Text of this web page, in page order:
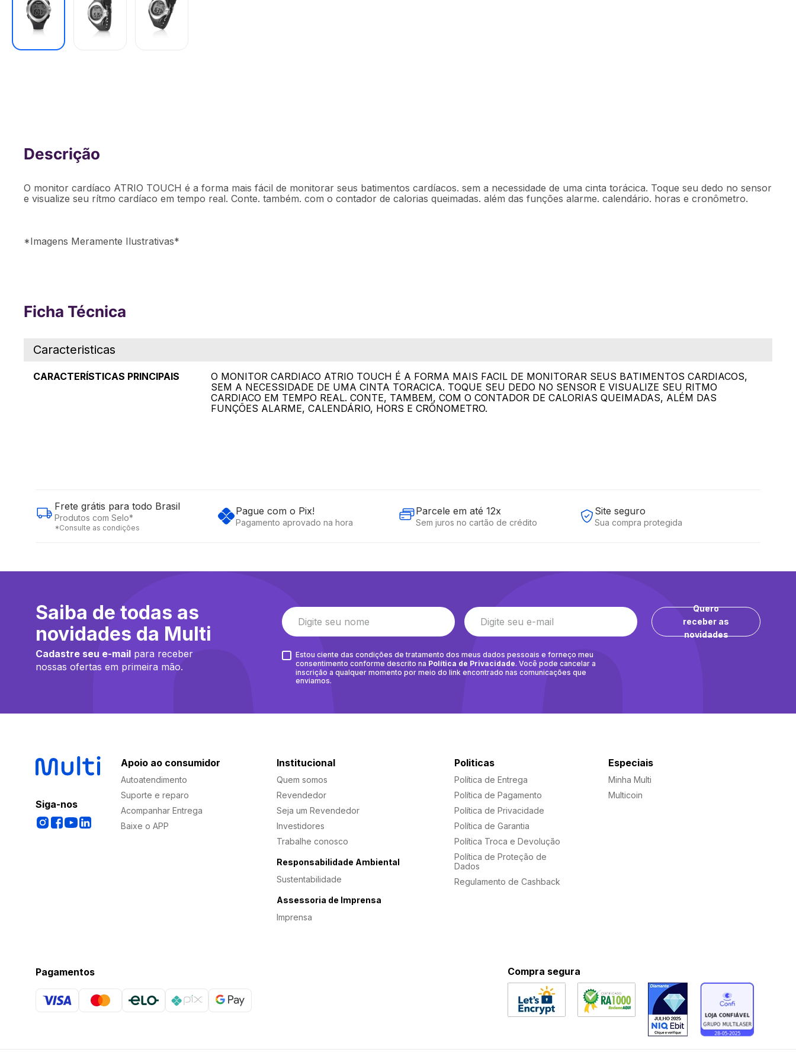
Calendário e Crônometro Atrio - ES094
Descrição Ficha técnica
O monitor cardíaco ATRIO TOUCH é a forma mais fácil de monitorar seus batimentos cardíacos. sem a necessidade de uma cinta torácica. Toque seu dedo no sensor
e visualize seu rítmo cardíaco em tempo real. Conte. também. com o contador de calorias queimadas. além das funções alarme. calendário. horas e cronômetro.
*Imagens Meramente Ilustrativas*
Ficha Técnica
Caracteristicas
CARACTERÍSTICAS PRINCIPAIS
O MONITOR CARDIACO ATRIO TOUCH É A FORMA MAIS FACIL DE MONITORAR SEUS BATIMENTOS CARDIACOS,
SEM A NECESSIDADE DE UMA CINTA TORACICA. TOQUE SEU DEDO NO SENSOR E VISUALIZE SEU RITMO
CARDIACO EM TEMPO REAL. CONTE, TAMBEM, COM O CONTADOR DE CALORIAS QUEIMADAS, ALÉM DAS
FUNÇÕES ALARME, CALENDÁRIO, HORS E CRÔNOMETRO.
Frete grátis para todo Brasil
Produtos com Selo*
*Consulte as condições
Pague com o Pix!
Pagamento aprovado na hora
Parcele em até 12x
Sem juros no cartão de crédito
Site seguro
Sua compra protegida
Saiba de todas as
novidades da Multi
Cadastre seu e-mail para receber
nossas ofertas em primeira mão.
Quero
receber as
novidades
Estou ciente das condições de tratamento dos meus dados pessoais e forneço meu
consentimento conforme descrito na Política de Privacidade. Você pode cancelar a
inscrição a qualquer momento por meio do link encontrado nas comunicações que
enviamos.
Siga-nos
Apoio ao consumidor
Autoatendimento
Suporte e reparo
Acompanhar Entrega
Baixe o APP
Institucional
Quem somos
Revendedor
Seja um Revendedor
Investidores
Trabalhe conosco
Responsabilidade Ambiental
Sustentabilidade
Assessoria de Imprensa
Imprensa
Politicas
Política de Entrega
Política de Pagamento
Política de Privacidade
Política de Garantia
Política Troca e Devolução
Política de Proteção de
Dados
Regulamento de Cashback
Especiais
Minha Multi
Multicoin
Pagamentos Compra segura